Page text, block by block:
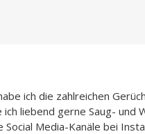
ich die zahlreichen
liebend gerne Saug- und
Media-Kanäle bei